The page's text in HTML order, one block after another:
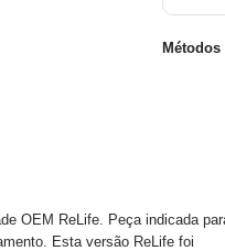
OEM ReLife. Peça indicada
Esta versão ReLife foi